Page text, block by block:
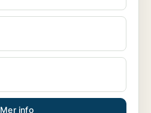
Mer info